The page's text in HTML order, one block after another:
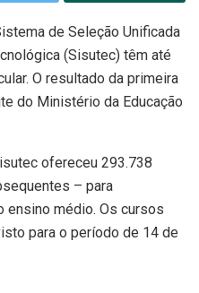
de Seleção Unificada
(Sisutec) têm até
O resultado da primeira
do Ministério da Educação
ofereceu 293.738
– para
ensino médio. Os cursos
para o período de 14 de